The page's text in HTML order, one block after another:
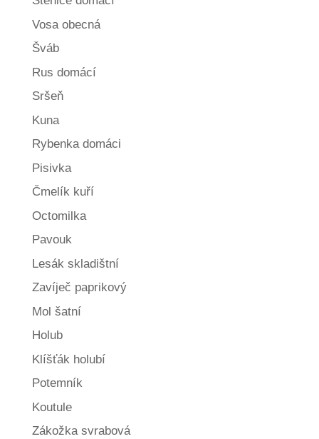
Vosa obecná
Šváb
Rus domácí
Sršeň
Kuna
Rybenka domáci
Pisivka
Čmelík kuří
Octomilka
Pavouk
Lesák skladištní
Zavíječ paprikový
Mol šatní
Holub
Klíšťák holubí
Potemník
Koutule
Zákožka svrabová